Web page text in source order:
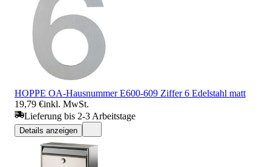
HOPPE OA-Hausnummer E600-609 Ziffer 6 Edelstahl matt
19,79 €inkl. MwSt.
Lieferung bis 2-3 Arbeitstage
Details anzeigen